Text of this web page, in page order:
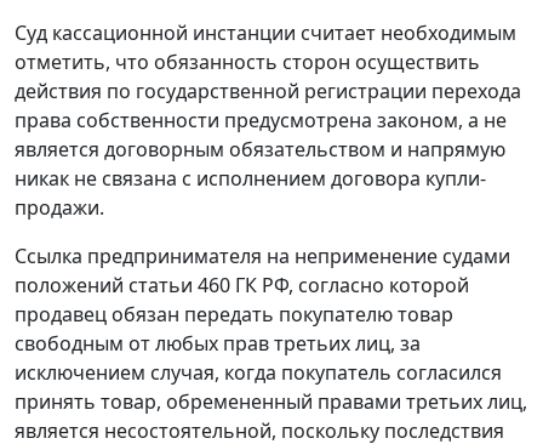
Суд кассационной инстанции считает необходимым
отметить, что обязанность сторон осуществить
действия по государственной регистрации перехода
права собственности предусмотрена законом, а не
является договорным обязательством и напрямую
никак не связана с исполнением договора купли-
продажи.
Ссылка предпринимателя на неприменение судами
положений статьи 460 ГК РФ, согласно которой
продавец обязан передать покупателю товар
свободным от любых прав третьих лиц, за
исключением случая, когда покупатель согласился
принять товар, обремененный правами третьих лиц,
является несостоятельной, поскольку последствия